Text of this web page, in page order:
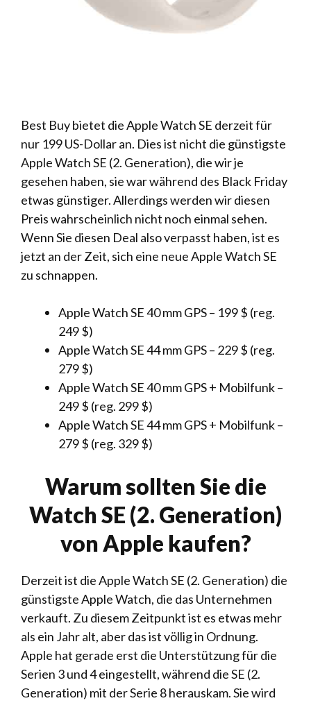
Best Buy bietet die Apple Watch SE derzeit für
nur 199 US-Dollar an. Dies ist nicht die günstigste
Apple Watch SE (2. Generation), die wir je
gesehen haben, sie war während des Black Friday
etwas günstiger. Allerdings werden wir diesen
Preis wahrscheinlich nicht noch einmal sehen.
Wenn Sie diesen Deal also verpasst haben, ist es
jetzt an der Zeit, sich eine neue Apple Watch SE
zu schnappen.
Apple Watch SE 40 mm GPS – 199 $ (reg.
249 $)
Apple Watch SE 44 mm GPS – 229 $ (reg.
279 $)
Apple Watch SE 40 mm GPS + Mobilfunk –
249 $ (reg. 299 $)
Apple Watch SE 44 mm GPS + Mobilfunk –
279 $ (reg. 329 $)
Warum sollten Sie die
Watch SE (2. Generation)
von Apple kaufen?
Derzeit ist die Apple Watch SE (2. Generation) die
günstigste Apple Watch, die das Unternehmen
verkauft. Zu diesem Zeitpunkt ist es etwas mehr
als ein Jahr alt, aber das ist völlig in Ordnung.
Apple hat gerade erst die Unterstützung für die
Serien 3 und 4 eingestellt, während die SE (2.
Generation) mit der Serie 8 herauskam. Sie wird